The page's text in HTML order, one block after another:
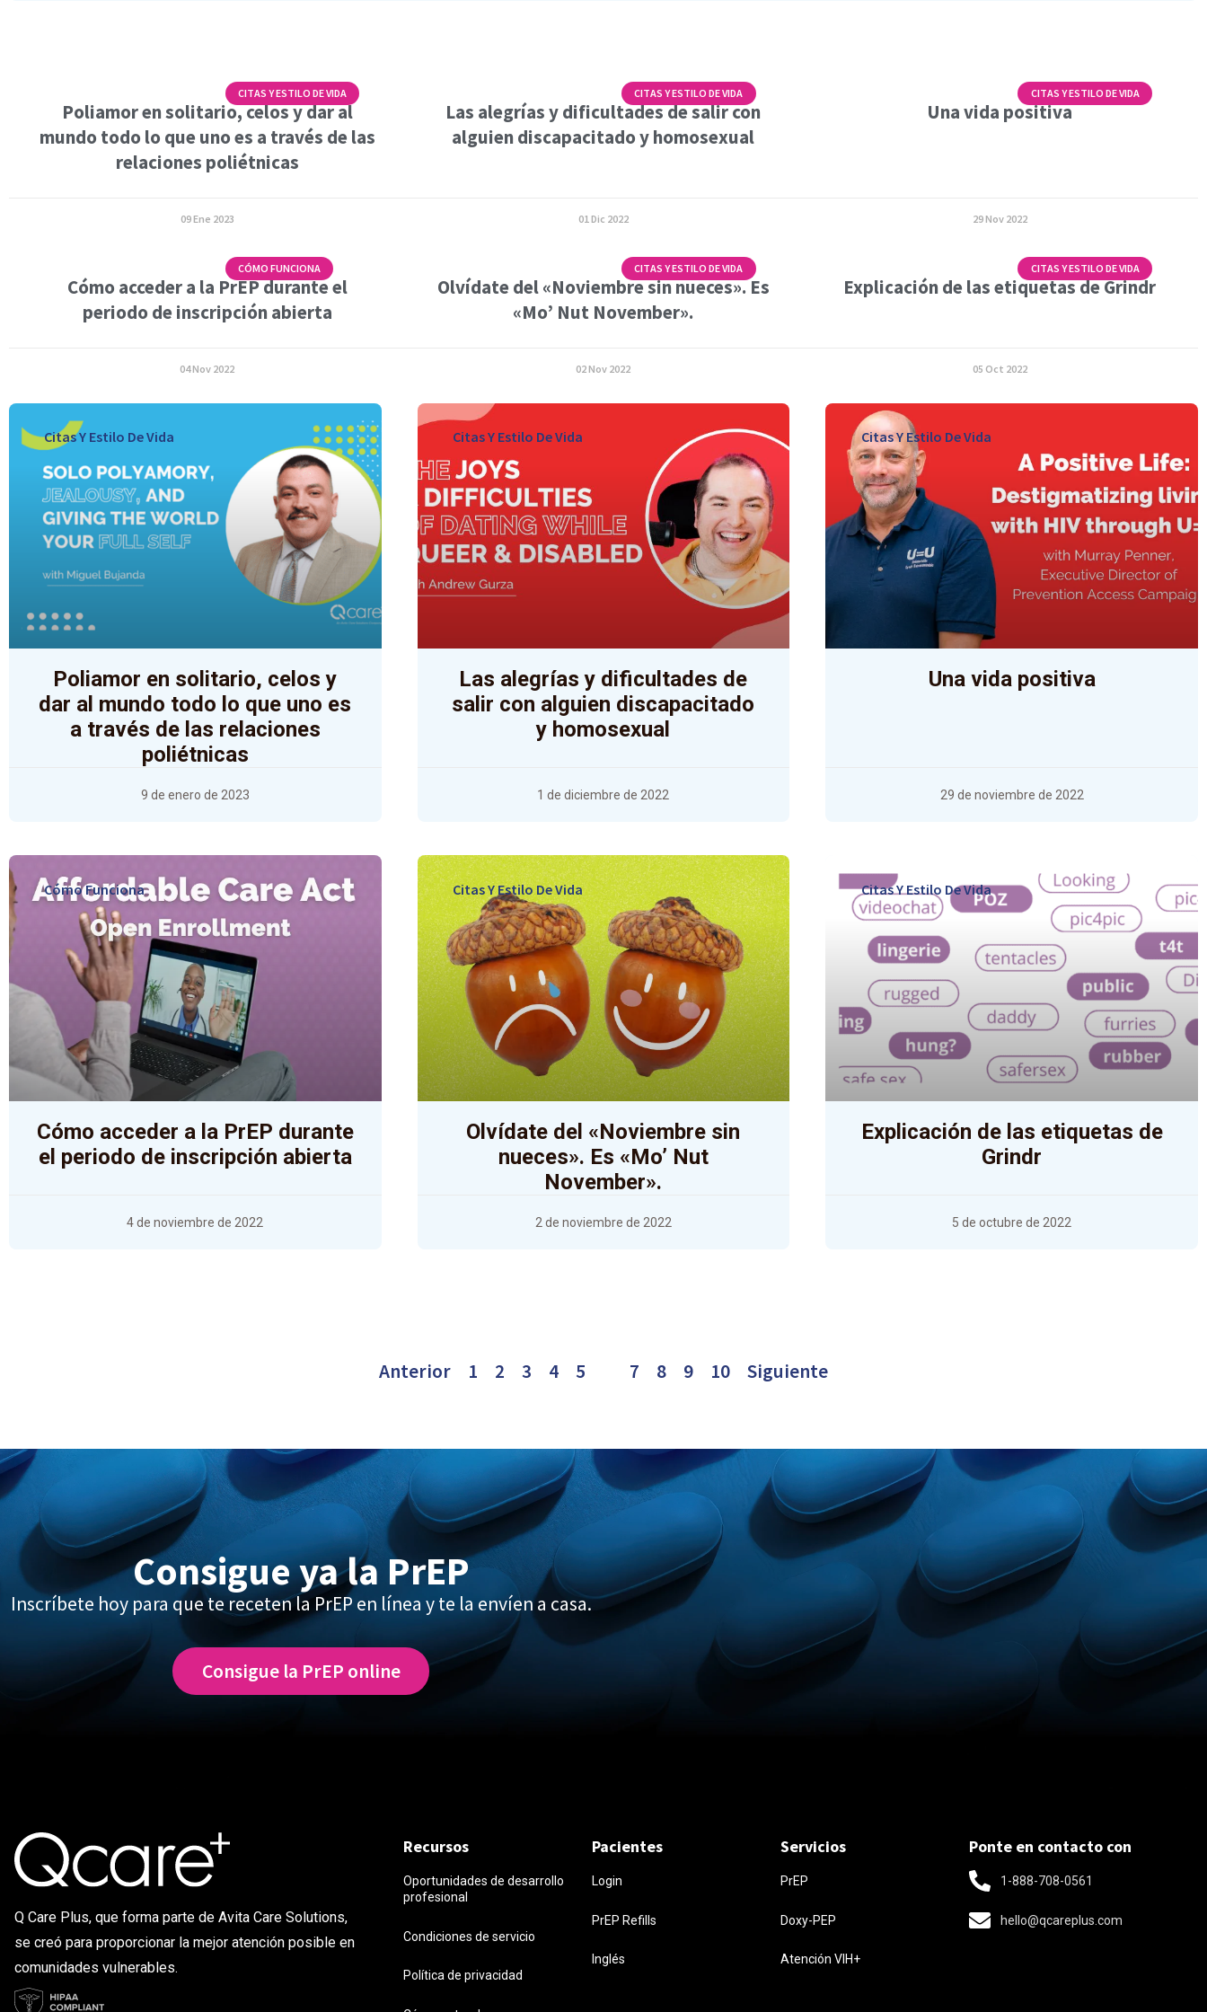
Poliamor en solitario, celos y dar al
mundo todo lo que uno es a través de las
relaciones poliétnicas
CITAS Y ESTILO DE VIDA
09 Ene 2023
Las alegrías y dificultades de salir con
alguien discapacitado y homosexual
CITAS Y ESTILO DE VIDA
01 Dic 2022
Una vida positiva
CITAS Y ESTILO DE VIDA
29 Nov 2022
Cómo acceder a la PrEP durante el
periodo de inscripción abierta
CÓMO FUNCIONA
04 Nov 2022
Olvídate del «Noviembre sin nueces». Es
«Mo’ Nut November».
CITAS Y ESTILO DE VIDA
02 Nov 2022
Explicación de las etiquetas de Grindr
CITAS Y ESTILO DE VIDA
05 Oct 2022
Citas Y Estilo De Vida
Poliamor en solitario, celos y
dar al mundo todo lo que uno es
a través de las relaciones
poliétnicas
9 de enero de 2023
Citas Y Estilo De Vida
Las alegrías y dificultades de
salir con alguien discapacitado
y homosexual
1 de diciembre de 2022
Citas Y Estilo De Vida
Una vida positiva
29 de noviembre de 2022
Cómo Funciona
Cómo acceder a la PrEP durante
el periodo de inscripción abierta
4 de noviembre de 2022
Citas Y Estilo De Vida
Olvídate del «Noviembre sin
nueces». Es «Mo’ Nut
November».
2 de noviembre de 2022
Citas Y Estilo De Vida
Explicación de las etiquetas de
Grindr
5 de octubre de 2022
Anterior 1 2 3 4 5 7 8 9 10 Siguiente
Consigue ya la PrEP
Inscríbete hoy para que te receten la PrEP en línea y te la envíen a casa.
Consigue la PrEP online
Q Care Plus, que forma parte de Avita Care Solutions,
se creó para proporcionar la mejor atención posible en
comunidades vulnerables.
Recursos
Oportunidades de desarrollo
profesional
Condiciones de servicio
Política de privacidad
Pacientes
Login
PrEP Refills
Inglés
Servicios
PrEP
Doxy-PEP
Atención VIH+
Ponte en contacto con
1-888-708-0561
hello@qcareplus.com